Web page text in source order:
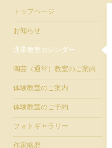
トップページ
お知らせ
通常教室カレンダー
陶芸（通常）教室のご案内
体験教室のご案内
体験教室のご予約
フォトギャラリー
作家略歴